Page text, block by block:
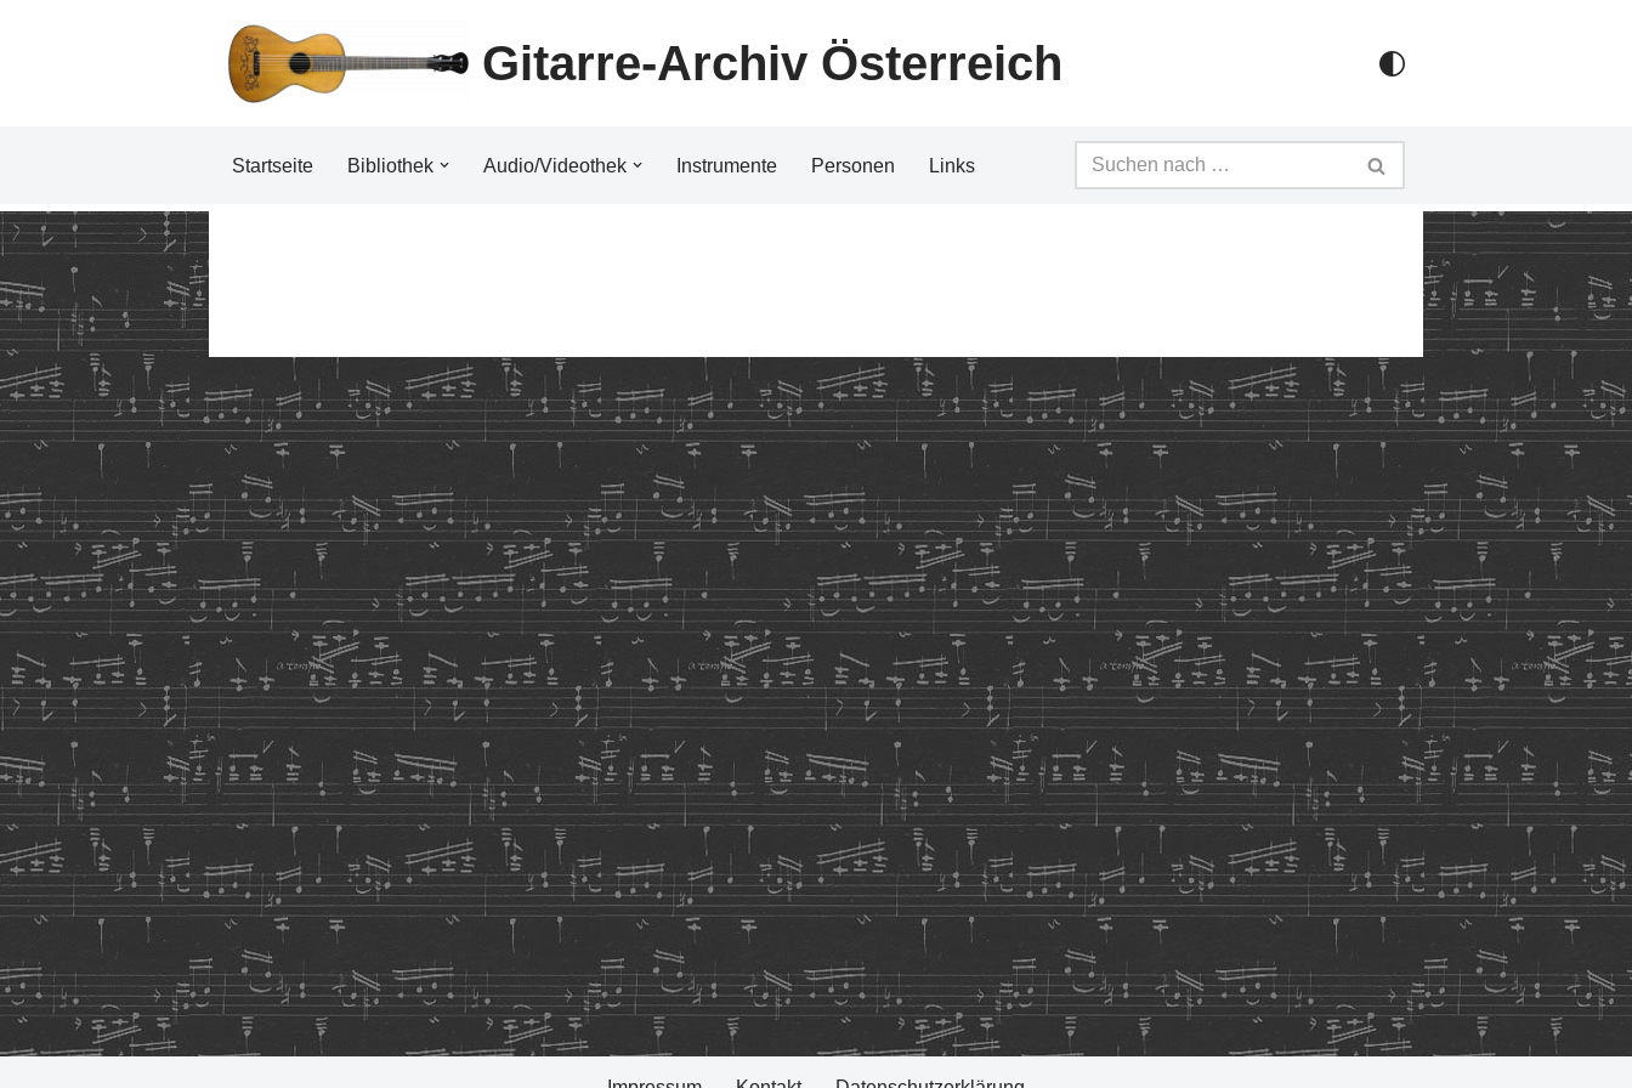
Gitarre-Archiv Österreich
Startseite Bibliothek Audio/Videothek Instrumente Personen Links